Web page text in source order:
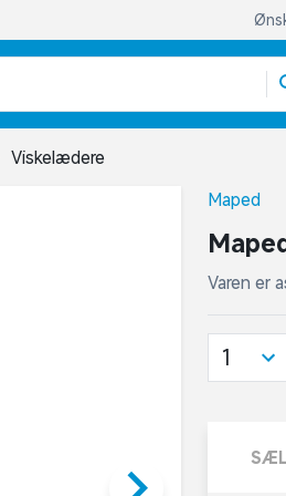
Viskelædere
Maped
Varen er
1